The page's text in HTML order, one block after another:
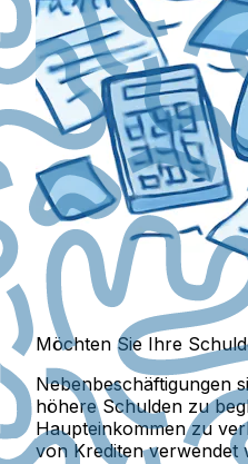
Möchten Sie Ihre
Nebenbeschäftigungen
höhere Schulden zu
Haupteinkommen zu
von Krediten verwendet